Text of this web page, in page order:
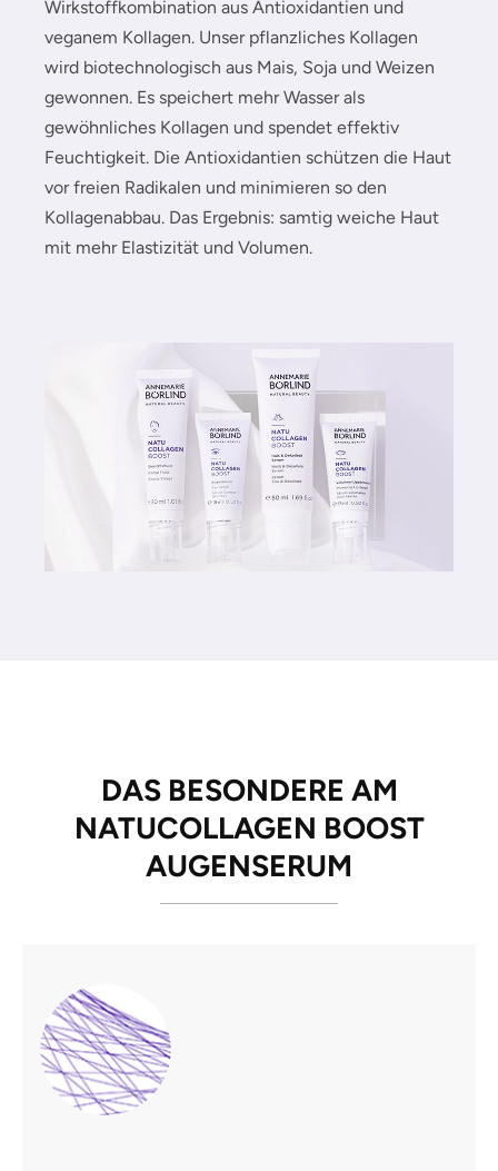
Wirkstoffkombination aus Antioxidantien und
veganem Kollagen. Unser pflanzliches Kollagen
wird biotechnologisch aus Mais, Soja und Weizen
gewonnen. Es speichert mehr Wasser als
gewöhnliches Kollagen und spendet effektiv
Feuchtigkeit. Die Antioxidantien schützen die Haut
vor freien Radikalen und minimieren so den
Kollagenabbau. Das Ergebnis: samtig weiche Haut
mit mehr Elastizität und Volumen.
DAS BESONDERE AM
NATUCOLLAGEN BOOST
AUGENSERUM